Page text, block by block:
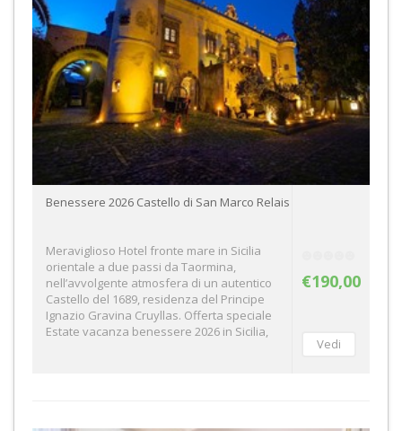
€190,00
Benessere 2026 Castello di San Marco Relais
Meraviglioso Hotel fronte mare in Sicilia
orientale a due passi da Taormina,
nell’avvolgente atmosfera di un autentico
Castello del 1689, residenza del Principe
Ignazio Gravina Cruyllas. Offerta speciale
Estate vacanza benessere 2026 in Sicilia,